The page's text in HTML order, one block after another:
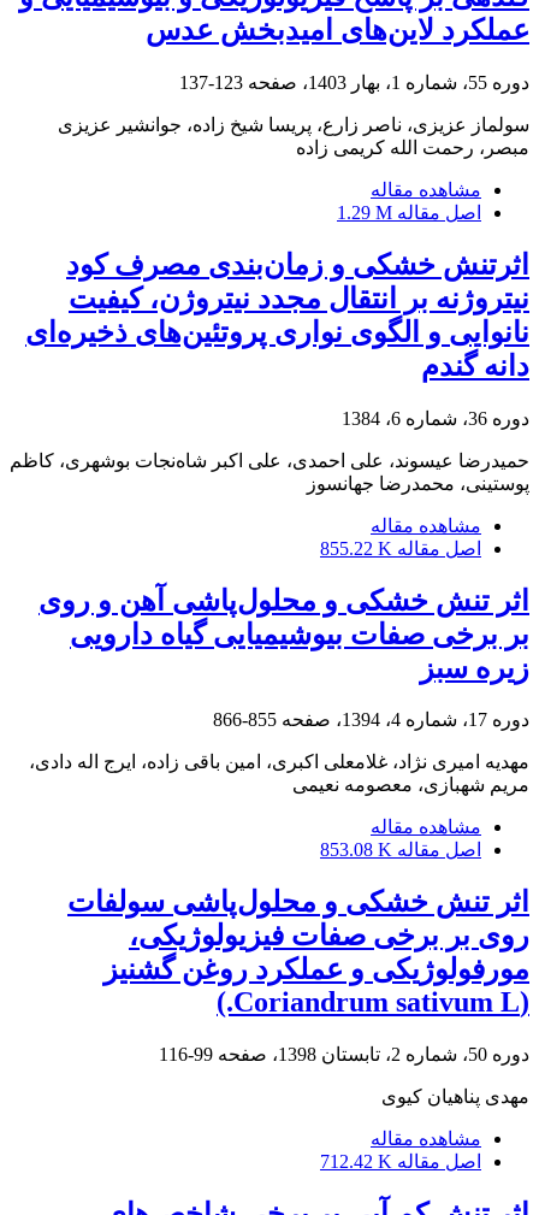
عملکرد لاین‌های امیدبخش عدس
دوره 55، شماره 1، بهار 1403، صفحه 123-137
سولماز عزیزی، ناصر زارع، پریسا شیخ زاده، جوانشیر عزیزی
مبصر، رحمت الله کریمی زاده
مشاهده مقاله
اصل مقاله 1.29 M
اثرتنش خشکی و زمان‌بندی مصرف کود
نیتروژنه بر انتقال مجدد نیتروژن، کیفیت
نانوایی و الگوی نواری پروتئین‌های ذخیره‌ای
دانه گندم
دوره 36، شماره 6، 1384
حمیدرضا عیسوند، علی احمدی، علی اکبر شاه‌نجات بوشهری، کاظم
پوستینی، محمدرضا جهانسوز
مشاهده مقاله
اصل مقاله 855.22 K
اثر تنش خشکی و محلول‌پاشی آهن و روی
بر برخی صفات بیوشیمیایی گیاه دارویی
زیره ‌سبز
دوره 17، شماره 4، 1394، صفحه 855-866
مهدیه امیری نژاد، غلامعلی اکبری، امین باقی زاده، ایرج اله دادی،
مریم شهبازی، معصومه نعیمی
مشاهده مقاله
اصل مقاله 853.08 K
اثر تنش خشکی و محلول‌پاشی سولفات
روی بر برخی صفات فیزیولوژیکی،
مورفولوژیکی و عملکرد روغن گشنیز
(Coriandrum sativum L.)
دوره 50، شماره 2، تابستان 1398، صفحه 99-116
مهدی پناهیان کیوی
مشاهده مقاله
اصل مقاله 712.42 K